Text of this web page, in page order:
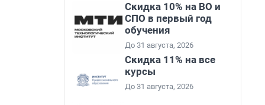
Скидка 10% на ВО и
СПО в первый год
обучения
До 31 августа, 2026
Скидка 11% на все
курсы
До 31 августа, 2026